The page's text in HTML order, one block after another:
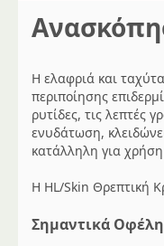
Η ελαφριά και
περιποίησης
ρυτίδες, τις λεπτές
ενυδάτωση,
κατάλληλη για
Η HL/Skin Θρεπτική
Σημαντικά Οφέλη